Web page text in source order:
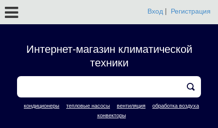
Вход | Регистрация
Интернет-магазин климатической
техники
кондиционеры тепловые насосы вентиляция
обработка воздуха
конвекторы